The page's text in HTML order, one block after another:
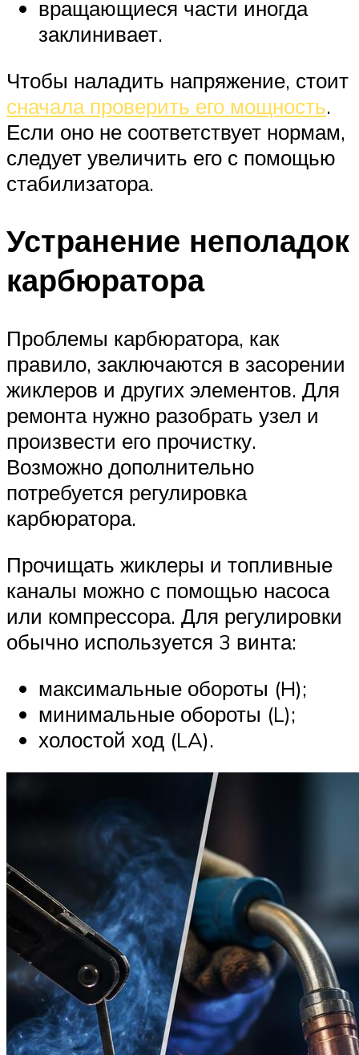
вращающиеся части иногда
заклинивает.
Чтобы наладить напряжение, стоит
сначала проверить его мощность.
Если оно не соответствует нормам,
следует увеличить его с помощью
стабилизатора.
Устранение неполадок
карбюратора
Проблемы карбюратора, как
правило, заключаются в засорении
жиклеров и других элементов. Для
ремонта нужно разобрать узел и
произвести его прочистку.
Возможно дополнительно
потребуется регулировка
карбюратора.
Прочищать жиклеры и топливные
каналы можно с помощью насоса
или компрессора. Для регулировки
обычно используется 3 винта:
максимальные обороты (H);
минимальные обороты (L);
холостой ход (LA).